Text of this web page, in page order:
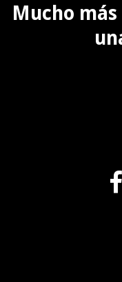
Mucho